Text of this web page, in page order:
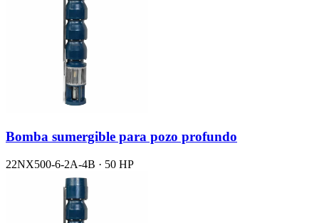
Bomba sumergible para pozo profundo
22NX500-6-2A-4B · 50 HP